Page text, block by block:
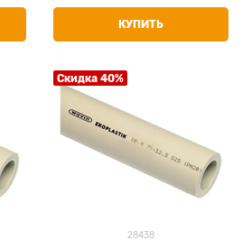
КУПИТЬ
Скидка 40%
28438